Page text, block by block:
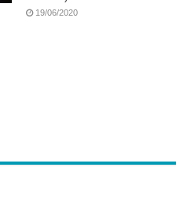
19/06/2020